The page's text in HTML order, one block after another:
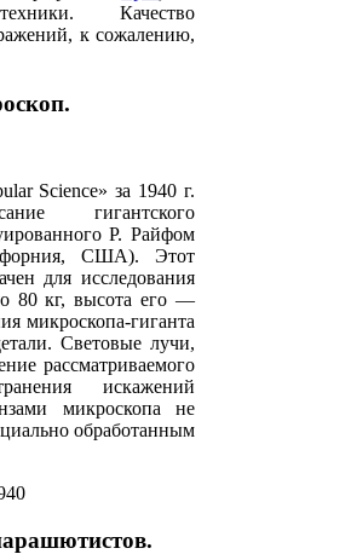
Качество
к сожалению,
Science» за 1940 г.
гигантского
Р. Райфом
США). Этот
для исследования
80 кг, высота его —
микроскопа-гиганта
Световые лучи,
рассматриваемого
искажений
микроскопа не
обработанным